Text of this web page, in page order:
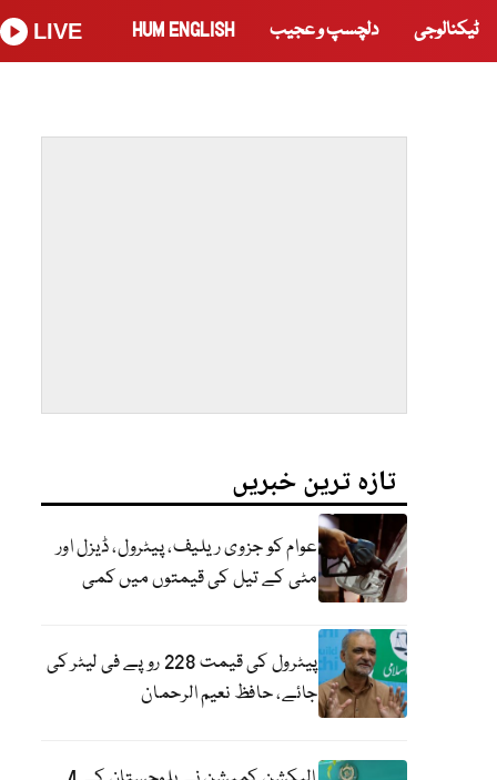
ٹیکنالوجی دلچسپ و عجیب HUM ENGLISH
LIVE
تازہ ترین خبریں
عوام کو جزوی ریلیف، پیٹرول، ڈیزل اور
مٹی کے تیل کی قیمتوں میں کمی
پیٹرول کی قیمت 228 روپے فی لیٹر کی
جائے، حافظ نعیم الرحمان